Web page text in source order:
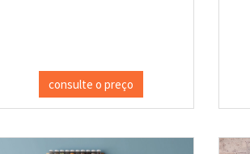
consulte o preço